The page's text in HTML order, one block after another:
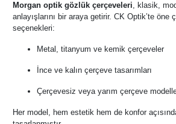
Morgan optik gözlük çerçeveleri, klasik,
anlayışlarını bir araya getirir. CK Optik’te öne
seçenekleri:
Metal, titanyum ve kemik çerçeveler
İnce ve kalın çerçeve tasarımları
Çerçevesiz veya yarım çerçeve
Her model, hem estetik hem de konfor